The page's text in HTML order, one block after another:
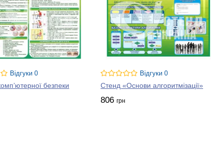
Відгуки 0
безпеки
Відгуки 0
Стенд «Основи алгоритмізації»
806 грн